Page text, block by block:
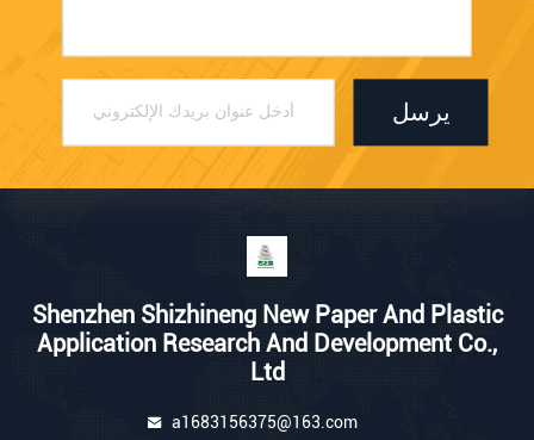
يرسل
Shenzhen Shizhineng New Paper And Plastic
Application Research And Development Co.,
Ltd
a1683156375@163.com